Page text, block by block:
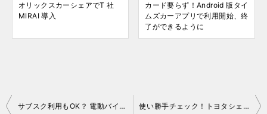
オリックスカーシェアでT 社
MIRAI 導入
カード要らず！Android 版タイ
ムズカーアプリで利用開始、終
了ができるように
投
サブスク利用もOK？ 電動バイクシェアリング「シェアロ」を使ってみました 使い勝手チェック！トヨタシェアを使ってみました